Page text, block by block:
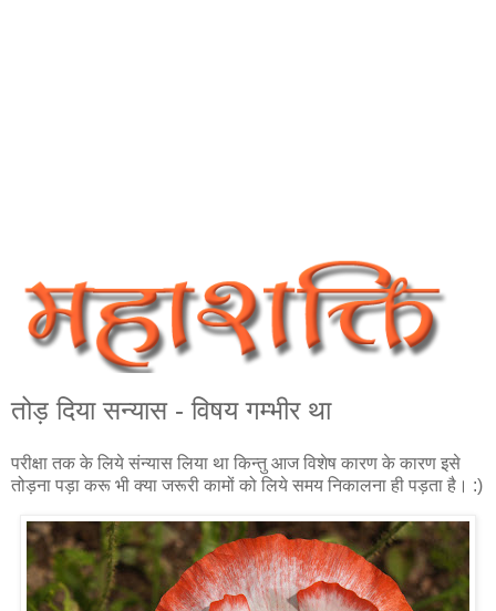
तोड़ दिया सन्‍यास - विषय ग‍म्‍भीर था
परीक्षा तक के लिये संन्यास लिया था किन्तु आज विशेष कारण के कारण इसे
तोड़ना पड़ा करू भी क्या जरूरी कामों को लिये समय निकालना ही पड़ता है। :)